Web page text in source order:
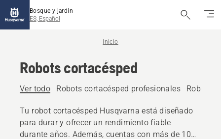
Bosque y jardín
ES, Español
Inicio
Robots cortacésped
Ver todo Robots cortacésped profesionales Robots
Tu robot cortacésped Husqvarna está diseñado
para durar y ofrecer un rendimiento fiable
durante años. Además, cuentas con más de 10